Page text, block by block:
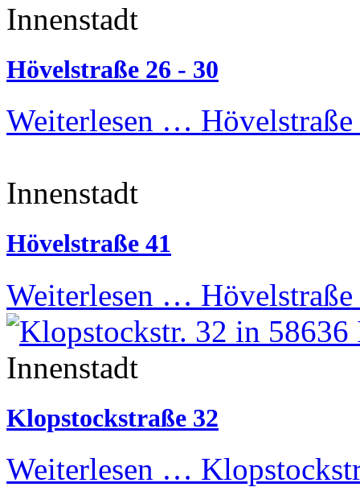
Innenstadt
Hövelstraße 26 - 30
Weiterlesen …
Innenstadt
Hövelstraße 41
Weiterlesen …
Innenstadt
Klopstockstraße 32
Weiterlesen …